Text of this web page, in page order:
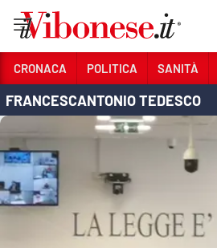
Sezioni
POLITICA
SANITÀ
CRONACA POLITICA SANITÀ
FRANCESCANTONIO TEDESCO